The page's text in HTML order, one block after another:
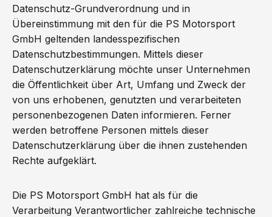
Datenschutz-Grundverordnung und in
Übereinstimmung mit den für die PS Motorsport
GmbH geltenden landesspezifischen
Datenschutzbestimmungen. Mittels dieser
Datenschutzerklärung möchte unser Unternehmen
die Öffentlichkeit über Art, Umfang und Zweck der
von uns erhobenen, genutzten und verarbeiteten
personenbezogenen Daten informieren. Ferner
werden betroffene Personen mittels dieser
Datenschutzerklärung über die ihnen zustehenden
Rechte aufgeklärt.
Die PS Motorsport GmbH hat als für die
Verarbeitung Verantwortlicher zahlreiche technische